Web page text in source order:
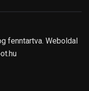
fenntartva. Weboldal